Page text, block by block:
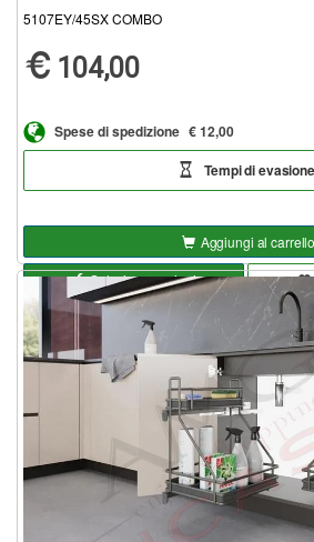
5107EY/45SX COMBO
104,00
Spese di spedizione € 12,00
Tempi di evasione
Aggiungi al carrello
Seleziona opzioni